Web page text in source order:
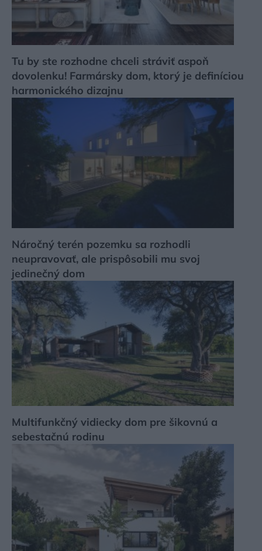
Tu by ste rozhodne chceli stráviť aspoň
dovolenku! Farmársky dom, ktorý je definíciou
harmonického dizajnu
Náročný terén pozemku sa rozhodli
neupravovať, ale prispôsobili mu svoj
jedinečný dom
Multifunkčný vidiecky dom pre šikovnú a
sebestačnú rodinu